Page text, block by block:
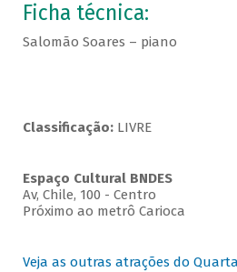
Ficha técnica:
Salomão Soares – piano
Classificação:LIVRE
Espaço Cultural BNDES
Av, Chile, 100 - Centro
Próximo ao metrô Carioca
Veja as outras atrações do